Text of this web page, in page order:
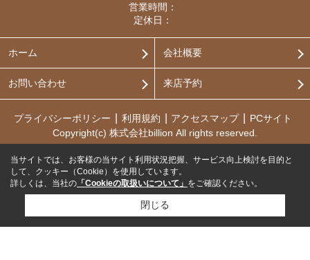
営業時間：
定休日：
ホーム 会社概要
お問い合わせ 来店予約
プライバシーポリシー 利用規約 アクセスマップ
PCサイト
Copyright(c) 株式会社billion All rights reserved.
当サイトでは、お客様の当サイト利用状況把握、サービス向上検討を目的と
して、クッキー（Cookie）を使用しています。
詳しくは、当社の 「Cookieの取扱いについて」 をご確認ください。
閉じる